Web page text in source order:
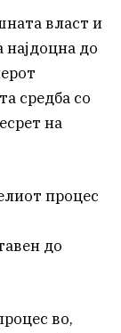
власт и
до
средба со
на
процес
до
во,